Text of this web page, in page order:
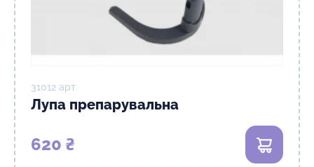
31012 арт
Лупа препарувальна
620 ₴